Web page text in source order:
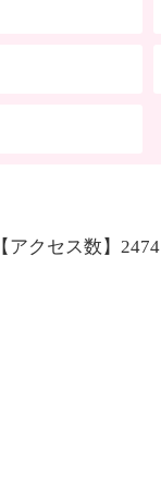
【アクセス数】 2474